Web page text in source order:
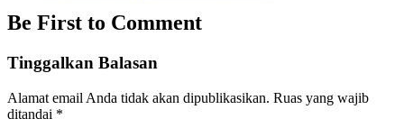
Be First to Comment
Tinggalkan Balasan
Alamat email Anda tidak akan dipublikasikan. Ruas yang wajib
ditandai *